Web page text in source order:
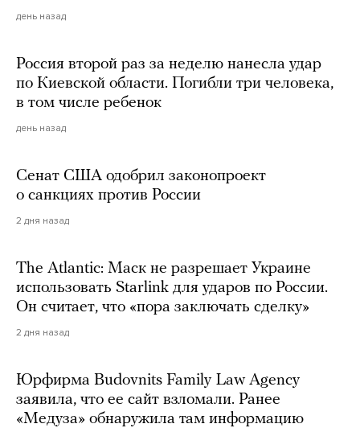
день назад
Россия второй раз за неделю нанесла удар
по Киевской области. Погибли три человека,
в том числе ребенок
день назад
Сенат США одобрил законопроект
о санкциях против России
2 дня назад
The Atlantic: Маск не разрешает Украине
использовать Starlink для ударов по России.
Он считает, что «пора заключать сделку»
2 дня назад
Юрфирма Budovnits Family Law Agency
заявила, что ее сайт взломали. Ранее
«Медуза» обнаружила там информацию